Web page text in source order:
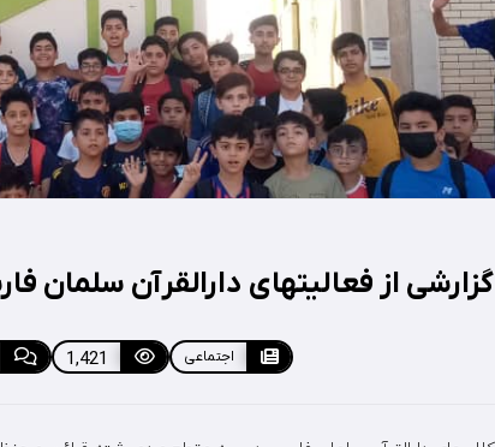
گزارشی از فعالیتهای دارالقرآن سلمان
اجتماعی 1,421